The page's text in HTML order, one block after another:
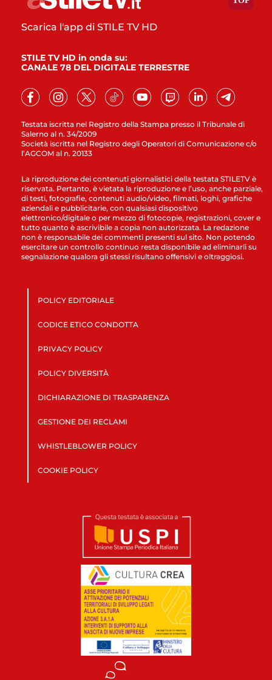
Testata iscritta nel Registro della Stampa presso il Tribunale di
Salerno al n. 34/2009
Società iscritta nel Registro degli Operatori di Comunicazione c/o
l’AGCOM al n. 20133
Scarica l'app di STILE TV HD
STILE TV HD in onda su:
CANALE 78 DEL DIGITALE TERRESTRE
La riproduzione dei contenuti giornalistici della testata STILETV è
riservata. Pertanto, è vietata la riproduzione e l’uso, anche parziale,
di testi, fotografie, contenuti audio/video, filmati, loghi, grafiche
aziendali e pubblicitarie, con qualsiasi dispositivo
elettronico/digitale o per mezzo di fotocopie, registrazioni, cover e
tutto quanto è ascrivibile a copia non autorizzata. La redazione
non è responsabile dei commenti presenti sul sito. Non potendo
esercitare un controllo continuo resta disponibile ad eliminarli su
segnalazione qualora gli stessi risultano offensivi e oltraggiosi.
POLICY EDITORIALE
CODICE ETICO CONDOTTA
PRIVACY POLICY
POLICY DIVERSITÀ
DICHIARAZIONE DI TRASPARENZA
GESTIONE DEI RECLAMI
WHISTLEBLOWER POLICY
COOKIE POLICY